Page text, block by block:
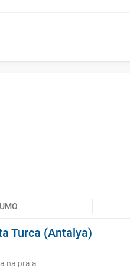
Turca (Antalya)
na praia